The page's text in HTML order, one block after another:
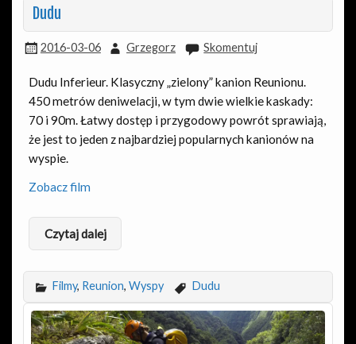
Dudu
2016-03-06 Grzegorz Skomentuj
Dudu Inferieur. Klasyczny „zielony” kanion Reunionu.
450 metrów deniwelacji, w tym dwie wielkie kaskady:
70 i 90m. Łatwy dostęp i przygodowy powrót sprawiają,
że jest to jeden z najbardziej popularnych kanionów na
wyspie.
Zobacz film
Czytaj dalej
Filmy, Reunion,Wyspy Dudu